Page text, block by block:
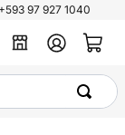
97 927 1040